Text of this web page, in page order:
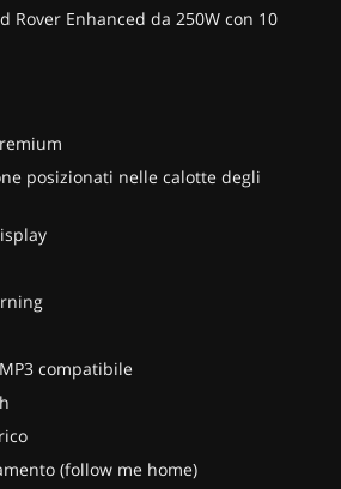
Rover Enhanced da 250W con 10
posizionati nelle calotte degli
compatibile
(follow me home)